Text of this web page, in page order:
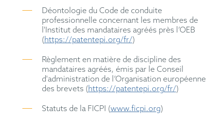
Déontologie du Code de conduite
professionnelle concernant les membres de
l'Institut des mandataires agréés près l’OEB
(https://patentepi.org/fr/)
Règlement en matière de discipline des
mandataires agréés, émis par le Conseil
d'administration de l’Organisation européenne
des brevets (https://patentepi.org/fr/)
Statuts de la FICPI (www.ficpi.org)